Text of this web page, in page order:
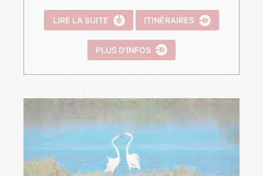
LIRE LA SUITE ITINÉRAIRES
PLUS D’INFOS